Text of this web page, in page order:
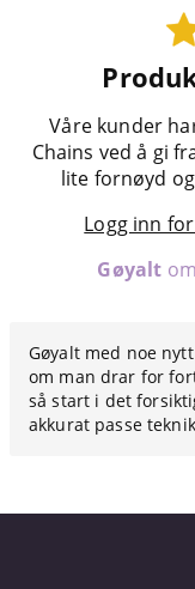
Våre kunder
Chains ved å gi
lite fornøyd
Logg inn
Gøyalt
Gøyalt med noe
om man drar for
så start i det
akkurat passe